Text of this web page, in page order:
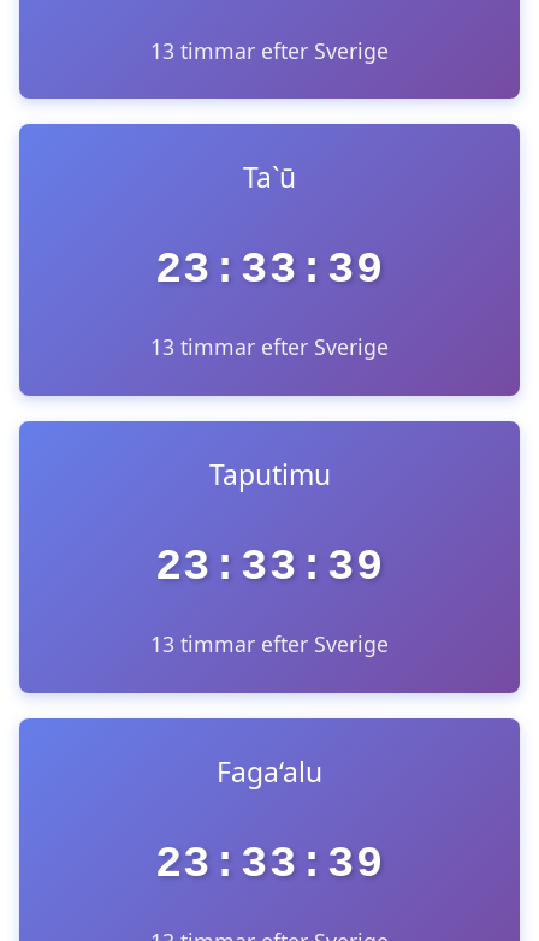
13 timmar efter Sverige
Ta`ū
23:33:39
13 timmar efter Sverige
Taputimu
23:33:39
13 timmar efter Sverige
Faga‘alu
23:33:39